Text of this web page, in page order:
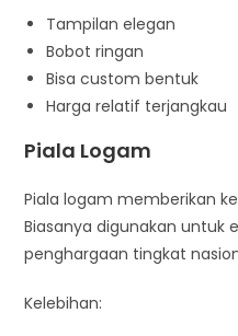
Tampilan elegan
Bobot ringan
Bisa custom bentuk
Harga relatif terjangkau
Piala Logam
Piala logam memberikan
Biasanya digunakan untuk
penghargaan tingkat
Kelebihan: